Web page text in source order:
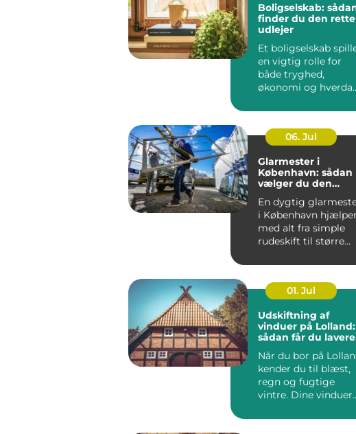
Boligselskab:
finder du den rette
udlejer
Et boligselskab
en vigtig rolle for
både tryghed,
økonomi og
06. Jul
Glarmester i
København: sådan
vælger du den
En dygtig
i København hjælper
med alt fra simple
rudeskift til større...
01. Jul
Udskiftning af
vinduer på Lolland:
sådan får du lavere
Når du bor på
kender du til blæst,
regn og fugtige
vintre. Dine vinduer